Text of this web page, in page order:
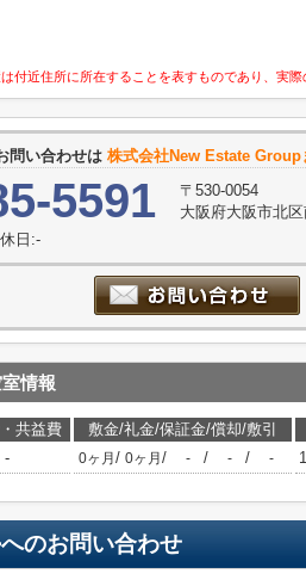
付近住所に所在することを表すものであり、実際
問い合わせは 株式会社New Estate Group
5591
〒530-0054
大阪府大阪市北
日:-
情報
共益費 敷金/礼金/保証金/償却/敷引
- 0ヶ月 / 0ヶ月 / - / - / -
へのお問い合わせ